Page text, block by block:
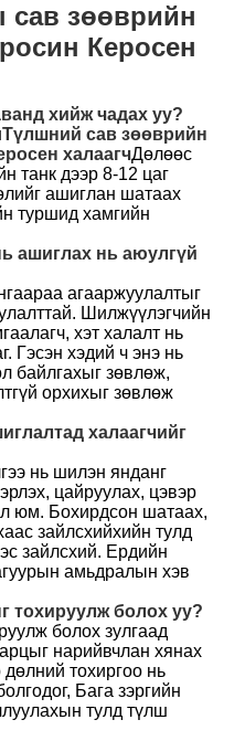
сав зөөврийн
Керосен
хийж чадах уу?
Түлшний сав зөөврийн
халаагчДөлөөс
танк дээр 8-12 цаг
ашиглан шатаах
туршид хамгийн
ашиглах нь аюулгүй
агааржуулалтыг
Шилжүүлэгчийн
хэт халалт нь
Гэсэн хэдий ч энэ нь
байлгахыг зөвлөж,
орхихыг зөвлөж
халаагчийг
нь шилэн янданг
цайруулах, цэвэр
юм. Бохирдсон шатаах,
зайлсхийхийн тулд
зайлсхий. Ердийн
амьдралын хэв
тохируулж болох уу?
болох зулгаад
нарийвчлан хянах
тохиргоо нь
Бага зэргийн
тулд түлш